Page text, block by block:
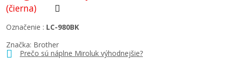
(čierna)
Značka: Brother
Prečo sú náplne Miroluk výhodnejšie?
Označenie : LC-980BK